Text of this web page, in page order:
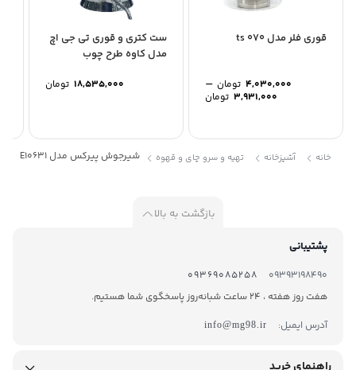
قوری فلر مدل ts 070
4,030,000 تومان –
3,931,000 تومانPrice
through
ست کتری و قوری تی جی اچ
مدل کاوه طرح چوب
18,535,000 تومان
خانه آشپزخانه تهیه و سرو چای و قهوه شیرجوش پیرکس مدل E10631
بازگشت به بالا
پشتیبانی
09393198490
09369085258
هفت روز هفته ، 24 ساعت شبانه‌روز پاسخگوی شما هستیم.
آدرس ایمیل:
info@mg98.ir